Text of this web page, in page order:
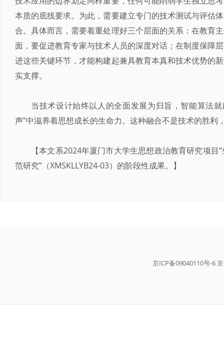
本质的底线要求。为此，需要建立专门的技术测试与评估
合。具体而言，需要着重处理好三个层面的关系：在教育
面，要促进教育专家与技术人员的深度对话；在制度保障
进这些关键环节，才能构建起兼具教育本真和技术优势的
实支撑。
当技术设计始终以人的全面发展为归旨，智能算法
声”中滋养着思想成长的生命力。这种融合不是技术的胜
【本文系2024年厦门市大学生思想政治教育研究项
范研究”（XMSKLLYB24-03）的阶段性成果。】
京ICP备09040110号-6